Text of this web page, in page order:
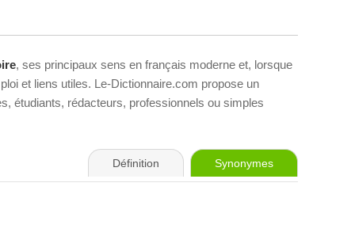
, ses principaux sens en français moderne et, lorsque
et liens utiles. Le-Dictionnaire.com propose un
étudiants, rédacteurs, professionnels ou simples
Définition Synonymes